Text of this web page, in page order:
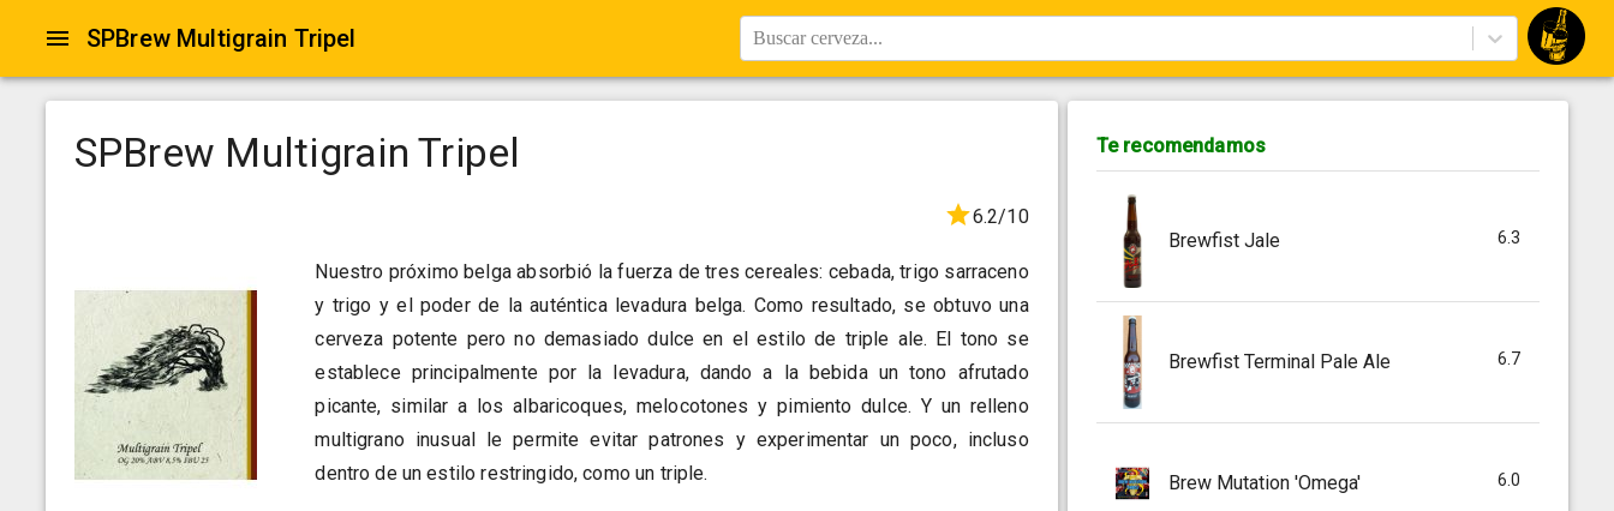
SPBrew Multigrain Tripel Buscar cerveza...
SPBrew Multigrain Tripel
6.2/10
Nuestro próximo belga absorbió la fuerza de tres cereales: cebada, trigo sarraceno
y trigo y el poder de la auténtica levadura belga. Como resultado, se obtuvo una
cerveza potente pero no demasiado dulce en el estilo de triple ale. El tono se
establece principalmente por la levadura, dando a la bebida un tono afrutado
picante, similar a los albaricoques, melocotones y pimiento dulce. Y un relleno
multigrano inusual le permite evitar patrones y experimentar un poco, incluso
dentro de un estilo restringido, como un triple.
Te recomendamos
Brewfist Jale 6.3
Brewfist Terminal Pale Ale 6.7
Brew Mutation 'Omega' 6.0